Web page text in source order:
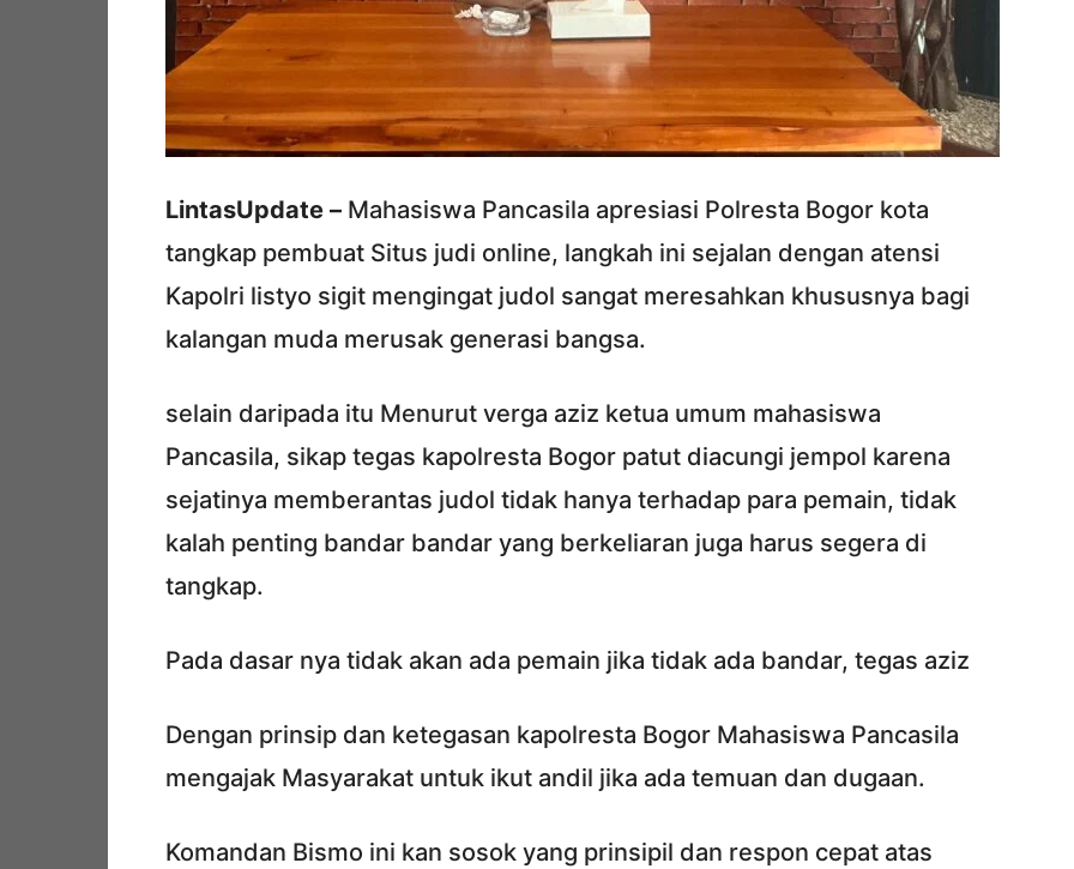
LintasUpdate – Mahasiswa Pancasila apresiasi Polresta Bogor kota
tangkap pembuat Situs judi online, langkah ini sejalan dengan atensi
Kapolri listyo sigit mengingat judol sangat meresahkan khususnya bagi
kalangan muda merusak generasi bangsa.
selain daripada itu Menurut verga aziz ketua umum mahasiswa
Pancasila, sikap tegas kapolresta Bogor patut diacungi jempol karena
sejatinya memberantas judol tidak hanya terhadap para pemain, tidak
kalah penting bandar bandar yang berkeliaran juga harus segera di
tangkap.
Pada dasar nya tidak akan ada pemain jika tidak ada bandar, tegas aziz
Dengan prinsip dan ketegasan kapolresta Bogor Mahasiswa Pancasila
mengajak Masyarakat untuk ikut andil jika ada temuan dan dugaan.
Komandan Bismo ini kan sosok yang prinsipil dan respon cepat atas